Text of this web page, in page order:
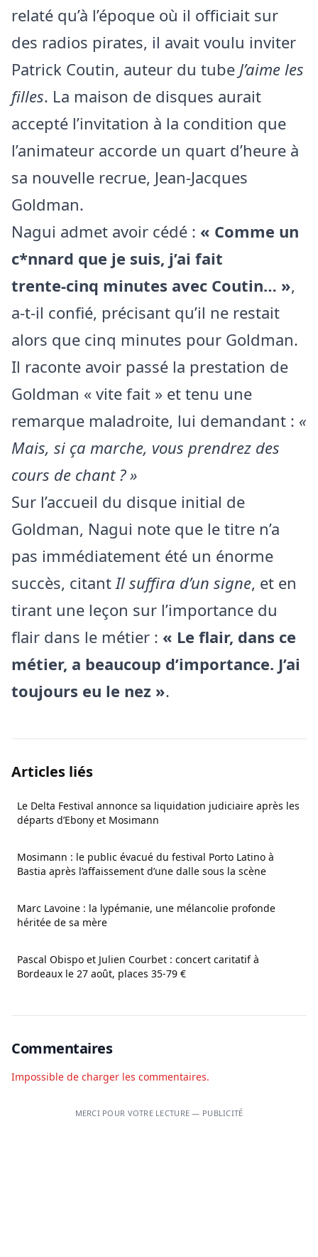
relaté qu’à l’époque où il officiait sur
des radios pirates, il avait voulu inviter
Patrick Coutin, auteur du tube J’aime les
filles. La maison de disques aurait
accepté l’invitation à la condition que
l’animateur accorde un quart d’heure à
sa nouvelle recrue, Jean-Jacques
Goldman.
Nagui admet avoir cédé : « Comme un
c*nnard que je suis, j’ai fait
trente‑cinq minutes avec Coutin… »,
a-t-il confié, précisant qu’il ne restait
alors que cinq minutes pour Goldman.
Il raconte avoir passé la prestation de
Goldman « vite fait » et tenu une
remarque maladroite, lui demandant : «
Mais, si ça marche, vous prendrez des
cours de chant ? »
Sur l’accueil du disque initial de
Goldman, Nagui note que le titre n’a
pas immédiatement été un énorme
succès, citantIl suffira d’un signe, et en
tirant une leçon sur l’importance du
flair dans le métier : « Le flair, dans ce
métier, a beaucoup d’importance. J’ai
toujours eu le nez ».
Articles liés
Le Delta Festival annonce sa liquidation judiciaire après les
départs d’Ebony et Mosimann
Mosimann : le public évacué du festival Porto Latino à
Bastia après l’affaissement d’une dalle sous la scène
Marc Lavoine : la lypémanie, une mélancolie profonde
héritée de sa mère
Pascal Obispo et Julien Courbet : concert caritatif à
Bordeaux le 27 août, places 35-79 €
Commentaires
Impossible de charger les commentaires.
MERCI POUR VOTRE LECTURE — PUBLICITÉ